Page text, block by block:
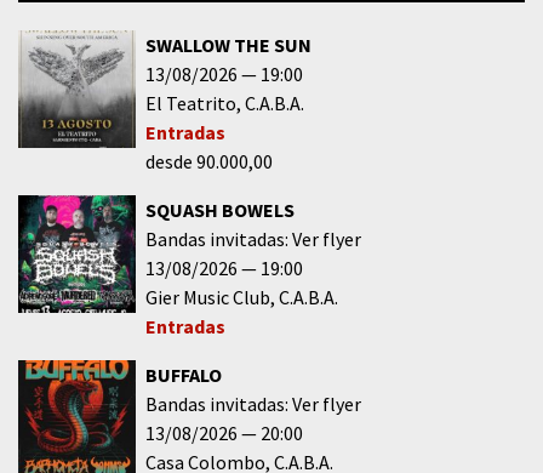
SWALLOW THE SUN
13/08/2026
19:00
El Teatrito C.A.B.A.
Entradas
desde 90.000,00
SQUASH BOWELS
Bandas invitadas: Ver flyer
13/08/2026
19:00
Gier Music Club C.A.B.A.
Entradas
BUFFALO
Bandas invitadas: Ver flyer
13/08/2026
20:00
Casa Colombo C.A.B.A.